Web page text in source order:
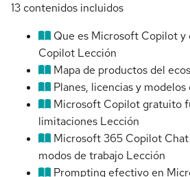
13 contenidos incluidos
Que es Microsoft Copilot
Copilot Lección
Mapa de productos del
Planes, licencias y
Microsoft Copilot gratuito
limitaciones Lección
Microsoft 365 Copilot
modos de trabajo Lección
Prompting efectivo en